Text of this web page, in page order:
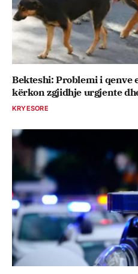
Bekteshi: Problemi i qenve
kërkon zgjidhje urgjente
KRYESORE